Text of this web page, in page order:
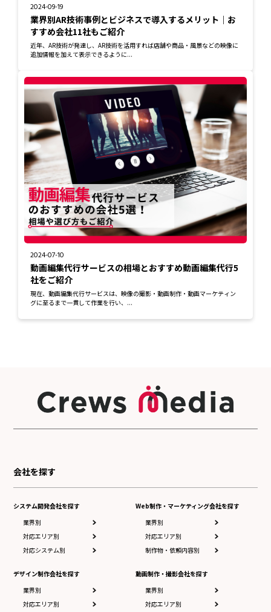
2024-09-19
業界別AR技術事例とビジネスで導入するメリット｜お
すすめ会社11社もご紹介
近年、AR技術が発達し、AR技術を活用すれば店舗や商品・風景などの映像に
追加情報を加えて表示できるように...
2024-07-10
動画編集代行サービスの相場とおすすめ動画編集代行5
社をご紹介
現在、動画編集代行サービスは、映像の撮影・動画制作・動画マーケティン
グに至るまで一貫して作業を行い、...
会社を探す
システム開発会社を探す
業界別
対応エリア別
対応システム別
デザイン制作会社を探す
業界別
対応エリア別
Web制作・マーケティング会社を探す
業界別
対応エリア別
制作物・依頼内容別
動画制作・撮影会社を探す
業界別
対応エリア別